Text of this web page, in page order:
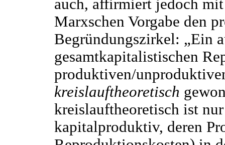
auch, affirmiert jedoch
Marxschen Vorgabe den
Begründungszirkel: „Ein
gesamtkapitalistischen
produktiven/
kreislauftheoretisch
kreislauftheoretisch ist
kapitalproduktiv, deren